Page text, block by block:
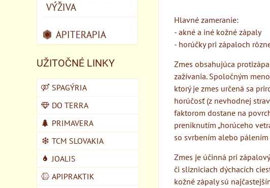
Hlavné zameranie:
- akné a iné kožné zápaly
- horúčky pri zápaloch
Zmes obsahujúca
zažívania. Spoločným
ktorý je zmes určená sa
horúčosť (z nevhodnej
faktorom dostane na
preniknutím „horúceho
so svrbením alebo
Zmes je účinná pri
či slizniciach dýchacích
kožné zápaly sú
VÝŽIVA
APITERAPIA
UŽITOČNÉ LINKY
SPAGÝRIA
DO TERRA
PRIMAVERA
TCM SLOVAKIA
JOALIS
APIPRAKTIK